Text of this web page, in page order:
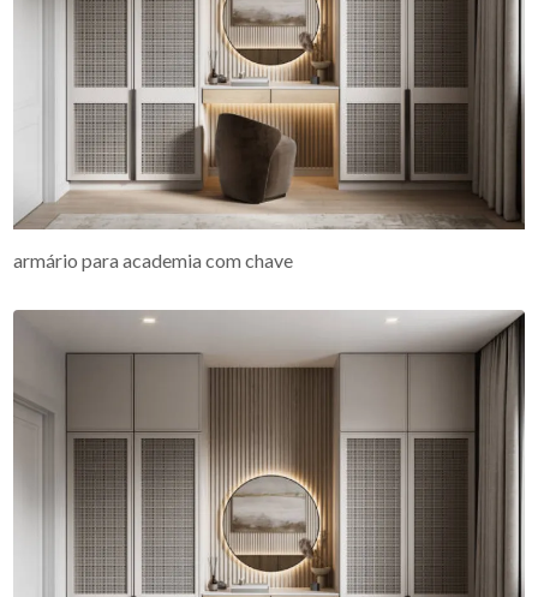
armário para academia com chave